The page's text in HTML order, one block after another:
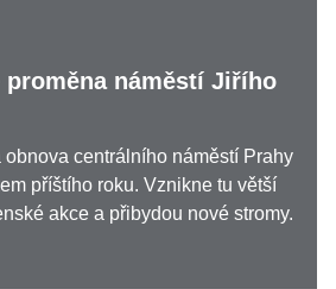
proměna náměstí Jiřího
centrálního náměstí Prahy
příštího roku. Vznikne tu větší
akce a přibydou nové stromy.